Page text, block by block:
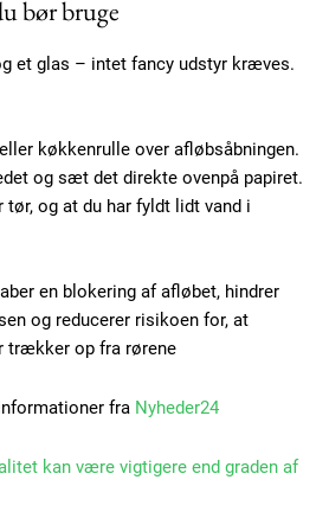
Plans
bør bruge
et glas – intet fancy udstyr kræves.
køkkenrulle over afløbsåbningen.
og sæt det direkte ovenpå papiret.
og at du har fyldt lidt vand i
en blokering af afløbet, hindrer
og reducerer risikoen for, at
trækker op fra rørene
fra Nyheder24
kan være vigtigere end graden af